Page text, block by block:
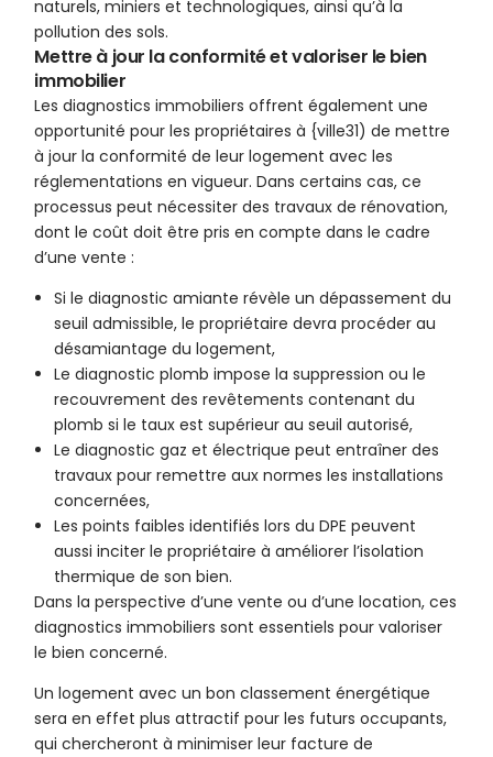
naturels, miniers et technologiques, ainsi qu’à la
pollution des sols.
Mettre à jour la conformité et valoriser le bien
immobilier
Les diagnostics immobiliers offrent également une
opportunité pour les propriétaires à {ville31) de mettre
à jour la conformité de leur logement avec les
réglementations en vigueur. Dans certains cas, ce
processus peut nécessiter des travaux de rénovation,
dont le coût doit être pris en compte dans le cadre
d’une vente :
Si le diagnostic amiante révèle un dépassement du
seuil admissible, le propriétaire devra procéder au
désamiantage du logement,
Le diagnostic plomb impose la suppression ou le
recouvrement des revêtements contenant du
plomb si le taux est supérieur au seuil autorisé,
Le diagnostic gaz et électrique peut entraîner des
travaux pour remettre aux normes les installations
concernées,
Les points faibles identifiés lors du DPE peuvent
aussi inciter le propriétaire à améliorer l’isolation
thermique de son bien.
Dans la perspective d’une vente ou d’une location, ces
diagnostics immobiliers sont essentiels pour valoriser
le bien concerné.
Un logement avec un bon classement énergétique
sera en effet plus attractif pour les futurs occupants,
qui chercheront à minimiser leur facture de